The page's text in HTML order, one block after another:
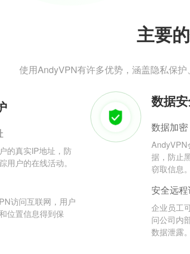
主要
使用AndyVPN有许多优势，涵盖隐私保
的真实IP地址，防
用户的在线活动。
访问互联网，用户
位置信息得到保
数据
数据加密
AndyVPN
据，防止
窃取信息。
安全远
企业员工
问公司内
数据泄露。